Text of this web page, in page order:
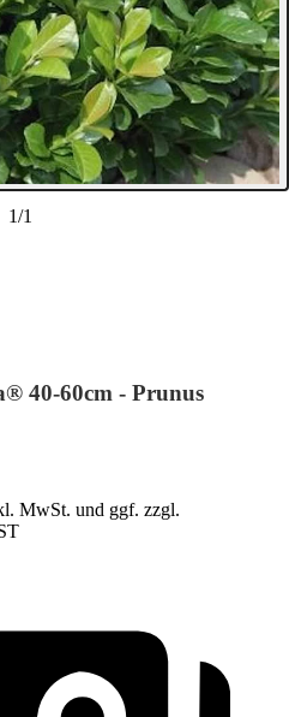
1/1
40-60cm - Prunus
MwSt. und ggf. zzgl.